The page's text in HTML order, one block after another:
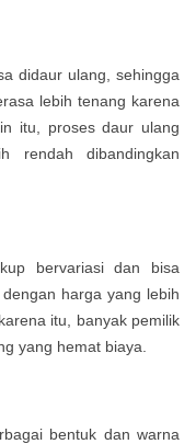
didaur ulang, sehingga
lebih tenang karena
itu, proses daur ulang
rendah dibandingkan
bervariasi dan bisa
harga yang lebih
itu, banyak pemilik
yang hemat biaya.
bentuk dan warna